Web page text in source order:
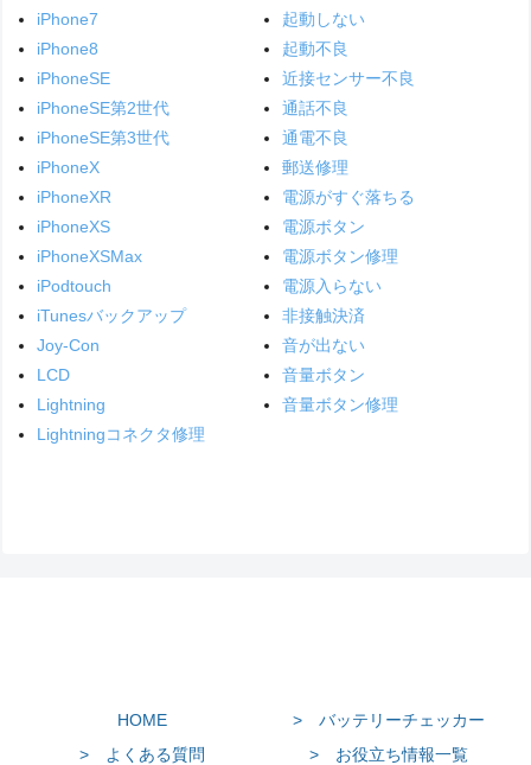
iPhone7
iPhone8
iPhoneSE
iPhoneSE第2世代
iPhoneSE第3世代
iPhoneX
iPhoneXR
iPhoneXS
iPhoneXSMax
iPodtouch
iTunesバックアップ
Joy-Con
LCD
Lightning
Lightningコネクタ修理
起動しない
起動不良
近接センサー不良
通話不良
通電不良
郵送修理
電源がすぐ落ちる
電源ボタン
電源ボタン修理
電源入らない
非接触決済
音が出ない
音量ボタン
音量ボタン修理
HOME
> バッテリーチェッカー
> よくある質問
> お役立ち情報一覧